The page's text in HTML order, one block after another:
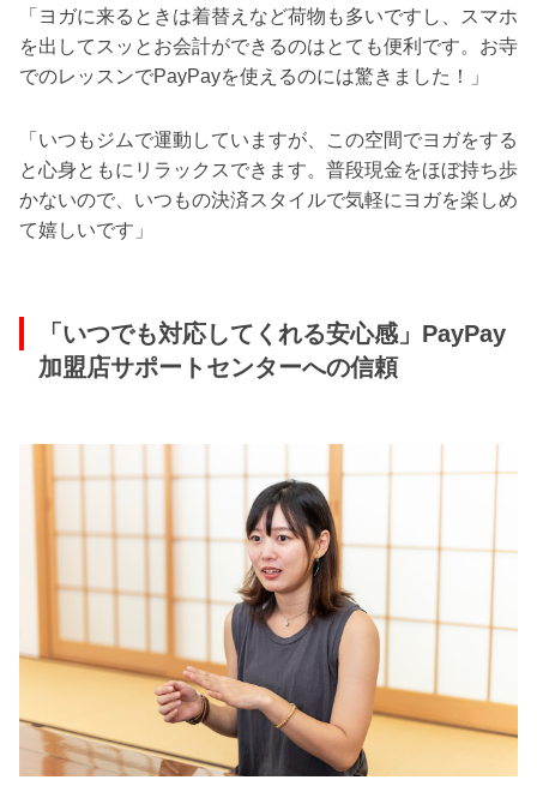
「ヨガに来るときは着替えなど荷物も多いですし、スマホ
を出してスッとお会計ができるのはとても便利です。お寺
でのレッスンでPayPayを使えるのには驚きました！」
「いつもジムで運動していますが、この空間でヨガをする
と心身ともにリラックスできます。普段現金をほぼ持ち歩
かないので、いつもの決済スタイルで気軽にヨガを楽しめ
て嬉しいです」
「いつでも対応してくれる安心感」PayPay
加盟店サポートセンターへの信頼